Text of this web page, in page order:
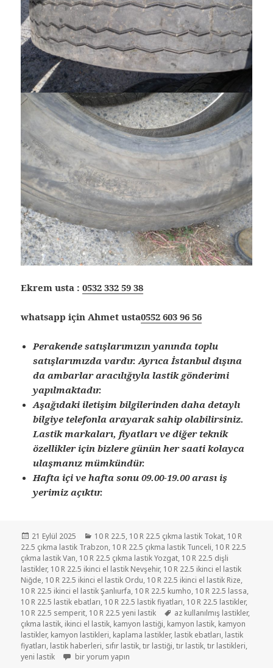
Ekrem usta :0532 332 59 38
whatsapp için Ahmet usta0552 603 96 56
Perakende satışlarımızın yanında toplu
satışlarımızda vardır. Ayrıca İstanbul dışına
da ambarlar aracılığıyla lastik gönderimi
yapılmaktadır.
Aşağıdaki iletişim bilgilerinden daha detaylı
bilgiye telefonla arayarak sahip olabilirsiniz.
Lastik markaları, fiyatları ve diğer teknik
özellikler için bizlere günün her saati kolayca
ulaşmanız mümkündür.
Hafta içi ve hafta sonu 09.00-19.00 arası iş
yerimiz açıktır.
Yayın
tarihi
21 Eylül 2025 Kategoriler
10 R 22.5, 10 R 22.5 çıkma lastik Tokat, 10 R
22.5 çıkma lastik Trabzon, 10 R 22.5 çıkma lastik Tunceli, 10 R 22.5
çıkma lastik Van, 10 R 22.5 çıkma lastik Yozgat, 10 R 22.5 dişli
lastikler, 10 R 22.5 ikinci el lastik Nevşehir, 10 R 22.5 ikinci el lastik
Niğde, 10 R 22.5 ikinci el lastik Ordu, 10 R 22.5 ikinci el lastik Rize,
10 R 22.5 ikinci el lastik Şanlıurfa, 10 R 22.5 kumho, 10 R 22.5 lassa,
10 R 22.5 lastik ebatları, 10 R 22.5 lastik fiyatları, 10 R 22.5 lastikler,
10 R 22.5 semperit, 10 R 22.5 yeni lastik Etiketler
az kullanılmış lastikler,
çıkma lastik, ikinci el lastik, kamyon lastiği, kamyon lastik, kamyon
lastikler, kamyon lastikleri, kaplama lastikler, lastik ebatları, lastik
fiyatları, lastik haberleri, sıfır lastik,tır lastiği,tır lastik,tır lastikleri,
yeni lastik
10R22.5 İKİNCİ EL LASTİK için
bir yorum yapın